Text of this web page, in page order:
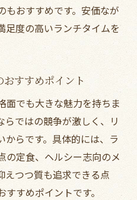
もおすすめです。安価なが
足度の高いランチタイムを
すすめポイント
面でも大きな魅力を持ちま
らではの競争が激しく、リ
からです。具体的には、ラ
の定食、ヘルシー志向のメ
えつつ質も追求できる点
すめポイントです。